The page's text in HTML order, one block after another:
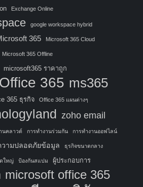
Exchange Online
google workspace hybrid
365 Microsoft 365 Cloud
Microsoft 365 Offline
microsoft365 ราคาถูก
365 ms365
365 ธุรกิจ Office 365 แผนต่างๆ
zoho email
นคลาวด์ การทำงานร่วมกัน การทำงานออฟไลน์
วามปลอดภัยข้อมูล ธุรกิจขนาดกลาง
ใหญ่ ป้องกันสแปม ผู้ประกอบการ
microsoft office 365